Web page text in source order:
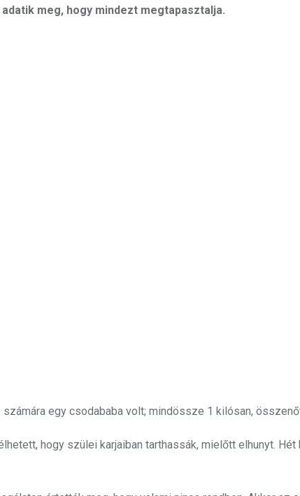
meg, hogy mindezt megtapasztalja.
egy csodababa volt; mindössze 1 kilósan,
hogy szülei karjaiban tarthassák, mielőtt elhunyt.